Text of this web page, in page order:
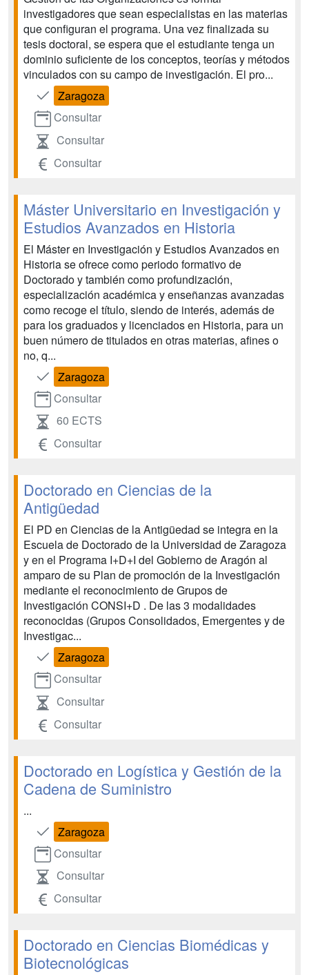
investigadores que sean especialistas en las materias
que configuran el programa. Una vez finalizada su
tesis doctoral, se espera que el estudiante tenga un
dominio suficiente de los conceptos, teorías y métodos
vinculados con su campo de investigación. El pro...
Zaragoza
Consultar
Consultar
Consultar
Máster Universitario en Investigación y
Estudios Avanzados en Historia
El Máster en Investigación y Estudios Avanzados en
Historia se ofrece como periodo formativo de
Doctorado y también como profundización,
especialización académica y enseñanzas avanzadas
como recoge el título, siendo de interés, además de
para los graduados y licenciados en Historia, para un
buen número de titulados en otras materias, afines o
no, q...
Zaragoza
Consultar
60 ECTS
Consultar
Doctorado en Ciencias de la
Antigüedad
El PD en Ciencias de la Antigüedad se integra en la
Escuela de Doctorado de la Universidad de Zaragoza
y en el Programa I+D+I del Gobierno de Aragón al
amparo de su Plan de promoción de la Investigación
mediante el reconocimiento de Grupos de
Investigación CONSI+D . De las 3 modalidades
reconocidas (Grupos Consolidados, Emergentes y de
Investigac...
Zaragoza
Consultar
Consultar
Consultar
Doctorado en Logística y Gestión de la
Cadena de Suministro
...
Zaragoza
Consultar
Consultar
Consultar
Doctorado en Ciencias Biomédicas y
Biotecnológicas